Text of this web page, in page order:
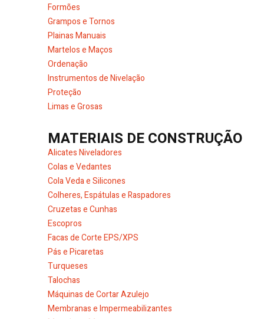
Formões
Grampos e Tornos
Plainas Manuais
Martelos e Maços
Ordenação
Instrumentos de Nivelação
Proteção
Limas e Grosas
MATERIAIS DE CONSTRUÇÃO
Alicates Niveladores
Colas e Vedantes
Cola Veda e Silicones
Colheres, Espátulas e Raspadores
Cruzetas e Cunhas
Escopros
Facas de Corte EPS/XPS
Pás e Picaretas
Turqueses
Talochas
Máquinas de Cortar Azulejo
Membranas e Impermeabilizantes